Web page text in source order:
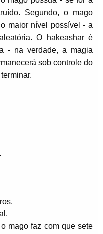
Segundo, o mago
maior nível possível - a
O hakeashar é
- na verdade, a magia
sob controle do
mago faz com que sete